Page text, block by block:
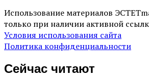
Использование материалов
только при наличии активной
Условия использования сайта
Политика конфиденциальности
Сейчас читают